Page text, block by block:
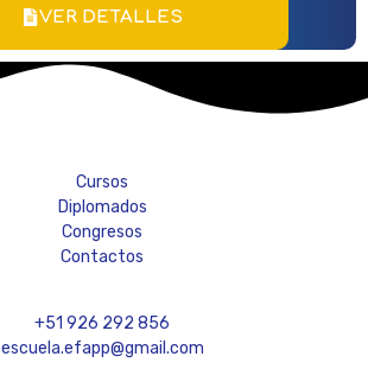
VER DETALLES
Cursos
Diplomados
Congresos
Contactos
+51 926 292 856
escuela.efapp@gmail.com